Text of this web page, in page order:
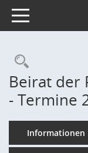
Toggle navigation
Beirat der
- Termine
Informationen